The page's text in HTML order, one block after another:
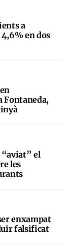
a
en dos
Fontaneda,
el
les
enxampat
falsificat